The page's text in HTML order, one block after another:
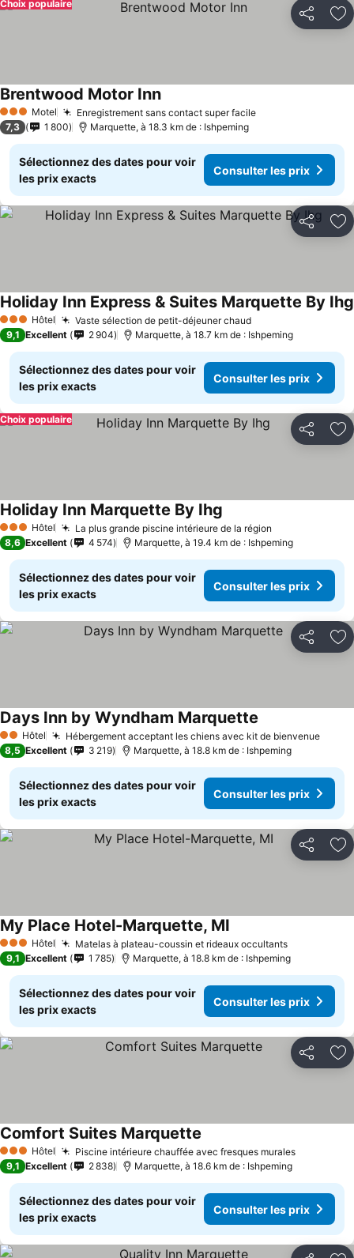
Partager
Choix populaire
3 ÉtoilesMotel Enregistrement sans contact super facile
Brentwood Motor Inn
7,3 1 800 Marquette, à 18.3 km de : Ishpeming
Sélectionnez des dates pour voir
les prix exacts
Consulter les prix
Partager
3 ÉtoilesHôtel Vaste sélection de petit-déjeuner chaud
Holiday Inn Express & Suites Marquette By Ihg
9,1 Excellent 2 904 Marquette, à 18.7 km de : Ishpeming
Sélectionnez des dates pour voir
les prix exacts
Consulter les prix
Partager
Choix populaire
3 ÉtoilesHôtel La plus grande piscine intérieure de la région
Holiday Inn Marquette By Ihg
8,6 Excellent 4 574 Marquette, à 19.4 km de : Ishpeming
Sélectionnez des dates pour voir
les prix exacts
Consulter les prix
Partager
2 Étoiles
Hôtel Hébergement acceptant les chiens avec kit de bienvenue
Days Inn by Wyndham Marquette
8,5 Excellent 3 219 Marquette, à 18.8 km de : Ishpeming
Sélectionnez des dates pour voir
les prix exacts
Consulter les prix
Partager
3 ÉtoilesHôtel Matelas à plateau-coussin et rideaux occultants
My Place Hotel-Marquette, MI
9,1 Excellent 1 785 Marquette, à 18.8 km de : Ishpeming
Sélectionnez des dates pour voir
les prix exacts
Consulter les prix
Partager
3 ÉtoilesHôtel Piscine intérieure chauffée avec fresques murales
Comfort Suites Marquette
9,1 Excellent 2 838 Marquette, à 18.6 km de : Ishpeming
Sélectionnez des dates pour voir
les prix exacts
Consulter les prix